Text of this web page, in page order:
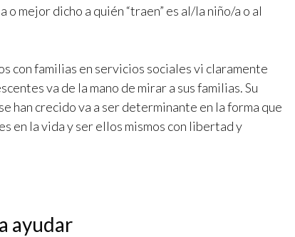
mejor dicho a quién “traen” es al/la niño/a o al
con familias en servicios sociales vi claramente
va de la mano de mirar a sus familias. Su
han crecido va a ser determinante en la forma que
en la vida y ser ellos mismos con libertad y
ayudar